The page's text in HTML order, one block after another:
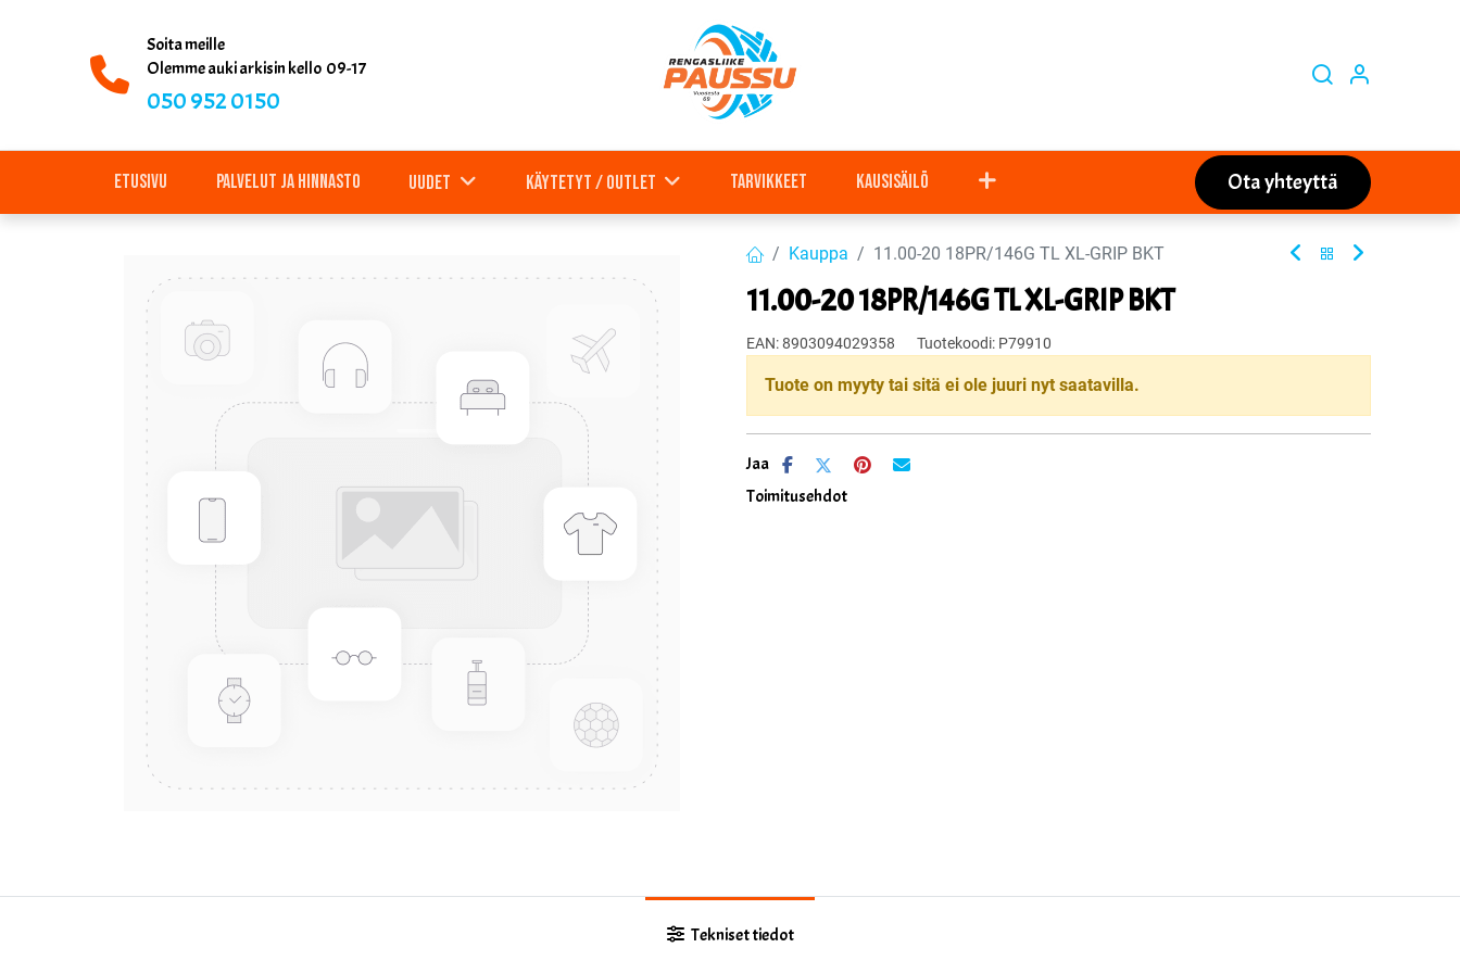
Soita meille
Olemme auki arkisin kello 09-17
050 952 0150
Etusivu Palvelut ja hinnasto Uudet Käytetyt / outlet Tarvikkeet Kausisäilö Ota yhteyttä
Kauppa 11.00-20 18PR/146G TL XL-GRIP BKT
11.00-20 18PR/146G TL XL-GRIP BKT
EAN:8903094029358 Tuotekoodi: P79910
Tuote on myyty tai sitä ei ole juuri nyt saatavilla.
Jaa
Toimitusehdot
Tekniset tiedot